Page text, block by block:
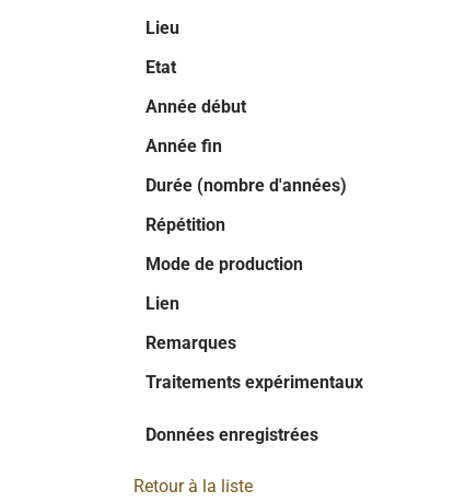
Lieu
Etat
Année début
Année fin
Durée (nombre d'années)
Répétition
Mode de production
Lien
Remarques
Traitements expérimentaux
Données enregistrées
Retour à la liste